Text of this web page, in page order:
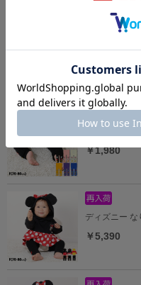
￥5,940
ディズニー
￥1,980
ディズニー
￥5,390